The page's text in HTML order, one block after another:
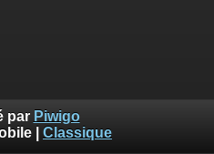
par Piwigo
Classique